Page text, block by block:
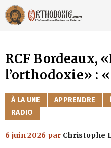
Aller
au
contenu
RCF Bordeaux,
l’orthodoxie» :
CATÉGORIES
À LA UNE APPRENDRE
RADIO
6 juin 2026 par Christophe